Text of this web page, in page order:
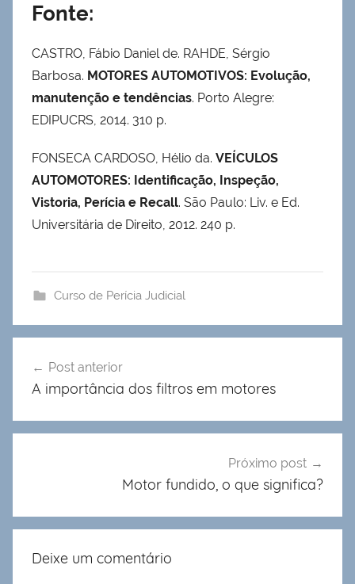
Fonte:
CASTRO, Fábio Daniel de. RAHDE, Sérgio
Barbosa. MOTORES AUTOMOTIVOS: Evolução,
manutenção e tendências. Porto Alegre:
EDIPUCRS, 2014. 310 p.
FONSECA CARDOSO, Hélio da. VEÍCULOS
AUTOMOTORES: Identificação, Inspeção,
Vistoria, Perícia e Recall. São Paulo: Liv. e Ed.
Universitária de Direito, 2012. 240 p.
Curso de Perícia Judicial
de
Post anterior
A importância dos filtros em motores
Próximo post
Motor fundido, o que significa?
Deixe um comentário